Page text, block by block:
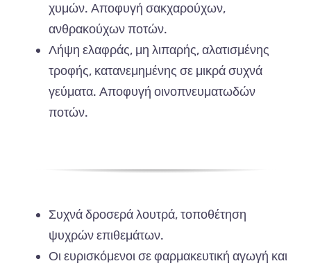
χυμών. Αποφυγή σακχαρούχων,
ανθρακούχων ποτών.
Λήψη ελαφράς, μη λιπαρής, αλατισμένης
τροφής, κατανεμημένης σε μικρά συχνά
γεύματα. Αποφυγή οινοπνευματωδών
ποτών.
Συχνά δροσερά λουτρά, τοποθέτηση
ψυχρών επιθεμάτων.
Οι ευρισκόμενοι σε φαρμακευτική αγωγή και